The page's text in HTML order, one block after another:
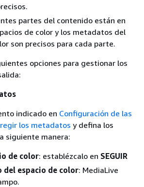
partes del contenido están en
de color y los metadatos del
son precisos para cada parte.
opciones para gestionar los
indicado en Configuración de las
los metadatos y defina los
siguiente manera:
de color: establézcalo en SEGUIR
del espacio de color: MediaLive